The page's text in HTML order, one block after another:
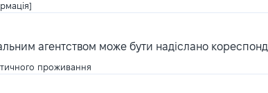
агентством може бути надіслано
проживання